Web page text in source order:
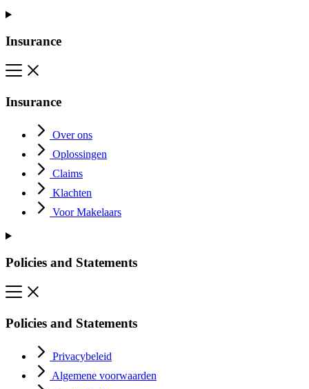
Insurance
Insurance
Over ons
Oplossingen
Claims
Klachten
Voor Makelaars
Policies and Statements
Policies and Statements
Privacybeleid
Algemene voorwaarden